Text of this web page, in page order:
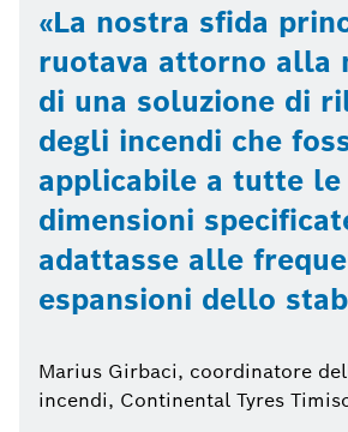
La nostra sfida
ruotava attorno alla
di una soluzione di
degli incendi che
applicabile a tutte le
dimensioni
adattasse alle
espansioni dello
Marius Girbaci, coordinatore
incendi, Continental Tyres